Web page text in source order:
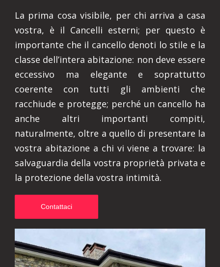
La prima cosa visibile, per chi arriva a casa
vostra, è il Cancelli esterni; per questo è
importante che il cancello denoti lo stile e la
classe dell’intera abitazione: non deve essere
eccessivo ma elegante e soprattutto
coerente con tutti gli ambienti che
racchiude e protegge; perché un cancello ha
anche altri importanti compiti,
naturalmente, oltre a quello di presentare la
vostra abitazione a chi vi viene a trovare: la
salvaguardia della vostra proprietà privata e
la protezione della vostra intimità.
Contattaci